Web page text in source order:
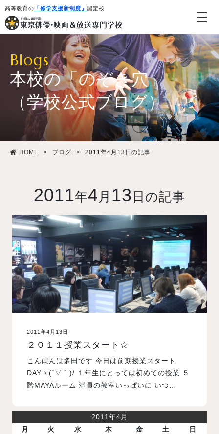
高等教育の 「修学支援新制度」 認定校
学校紹介・教育システム
学生生活
就職・デビュー
入試案内
学校情報
オープンキャンパス
訪問者別メニュー
Blogs
本校の「のぞき穴」
（学校公式ブログ）
HOME > ブログ > 2011年4月13日の記事
2011年4 月 13 日の記事
2011年4月13日
２０１１授業スタート☆
こんばんは多田です 今日は前期授業スタート
DAYヽ(´▽｀)/ １年生にとっては初めての授業 ５
階MAYAルーム 満員の教室いっぱいに いつ…
2011年4月
月
火 水 木 金 土 日